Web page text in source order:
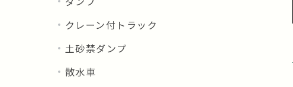
クレーン付トラック
土砂禁ダンプ
散水車